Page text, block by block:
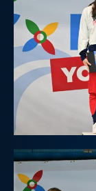
Contatti
Mappa del sito